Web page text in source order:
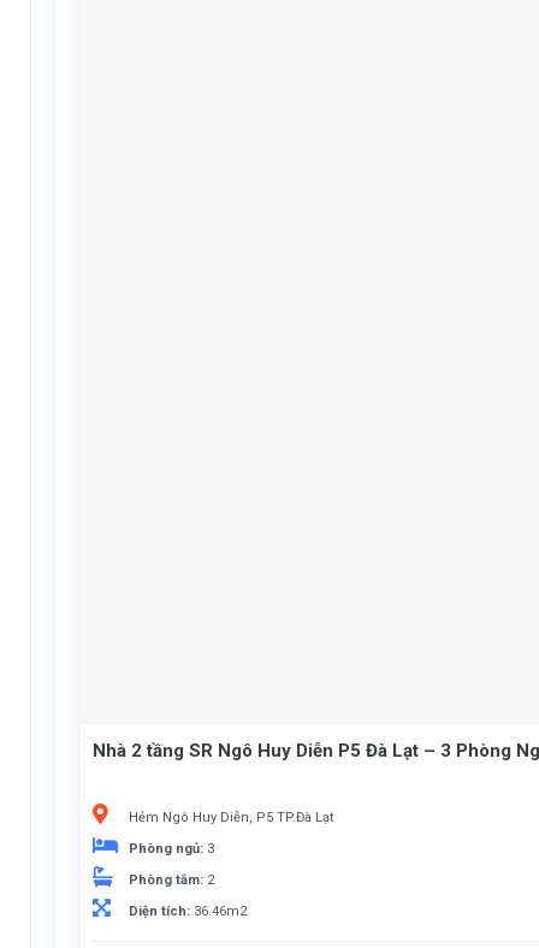
Nhà 2 tầng SR Ngô Huy Diễn P5 Đà Lạt – 3 Phòng
Hẻm Ngô Huy Diễn, P5 TP.Đà Lạt
Phòng ngủ: 3
Phòng tắm: 2
Diện tích: 36.46m2